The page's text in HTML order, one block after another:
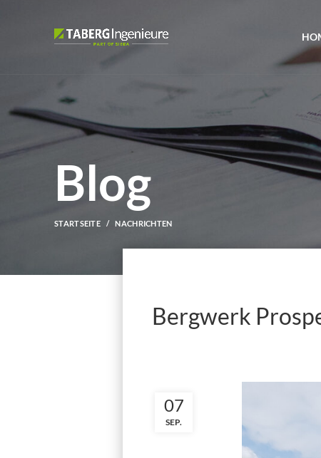
Blog
STARTSEITE NACHRICHTEN
Bergwerk
07
SEP.